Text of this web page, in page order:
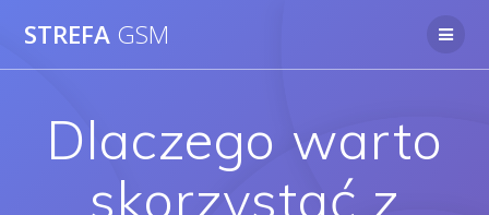
STREFA GSM
Dlaczego warto
skorzystać z